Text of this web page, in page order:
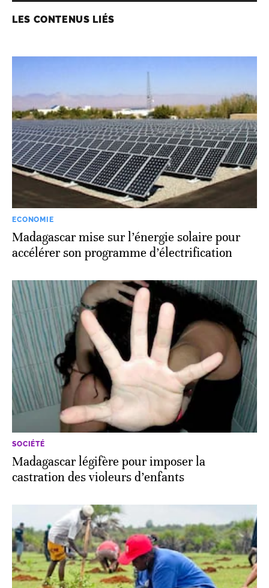
LES CONTENUS LIÉS
ECONOMIE
Madagascar mise sur l’énergie solaire pour
accélérer son programme d’électrification
SOCIÉTÉ
Madagascar légifère pour imposer la
castration des violeurs d’enfants